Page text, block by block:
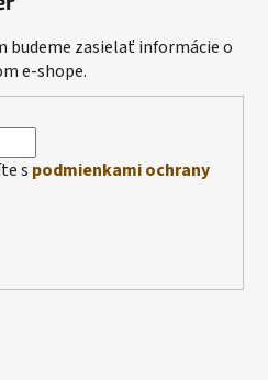
budeme zasielať informácie o
e-shope.
s podmienkami ochrany